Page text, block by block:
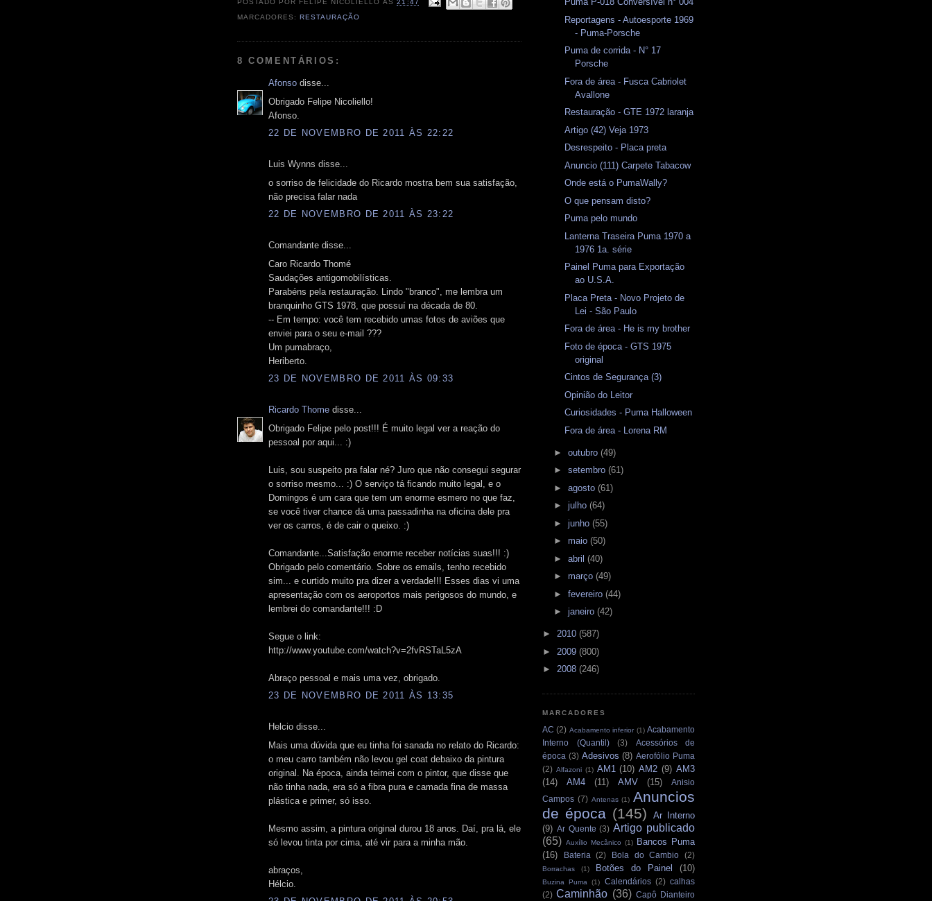
POSTADO POR FELIPE NICOLIELLO ÀS21:47
MARCADORES:RESTAURAÇÃO
8 COMENTÁRIOS:
Afonso disse...
Obrigado Felipe Nicoliello!
Afonso.
22 DE NOVEMBRO DE 2011 ÀS 22:22
Luis Wynns disse...
o sorriso de felicidade do Ricardo mostra bem sua satisfação,
não precisa falar nada
22 DE NOVEMBRO DE 2011 ÀS 23:22
Comandante disse...
Caro Ricardo Thomé
Saudações antigomobilísticas.
Parabéns pela restauração. Lindo "branco", me lembra um
branquinho GTS 1978, que possuí na década de 80.
-- Em tempo: você tem recebido umas fotos de aviões que
enviei para o seu e-mail ???
Um pumabraço,
Heriberto.
23 DE NOVEMBRO DE 2011 ÀS 09:33
Ricardo Thome disse...
Obrigado Felipe pelo post!!! É muito legal ver a reação do
pessoal por aqui... :)
Luis, sou suspeito pra falar né? Juro que não consegui segurar
o sorriso mesmo... :) O serviço tá ficando muito legal, e o
Domingos é um cara que tem um enorme esmero no que faz,
se você tiver chance dá uma passadinha na oficina dele pra
ver os carros, é de cair o queixo. :)
Comandante...Satisfação enorme receber notícias suas!!! :)
Obrigado pelo comentário. Sobre os emails, tenho recebido
sim... e curtido muito pra dizer a verdade!!! Esses dias vi uma
apresentação com os aeroportos mais perigosos do mundo, e
lembrei do comandante!!! :D
Segue o link:
http://www.youtube.com/watch?v=2fvRSTaL5zA
Abraço pessoal e mais uma vez, obrigado.
23 DE NOVEMBRO DE 2011 ÀS 13:35
Helcio disse...
Mais uma dúvida que eu tinha foi sanada no relato do Ricardo:
o meu carro também não levou gel coat debaixo da pintura
original. Na época, ainda teimei com o pintor, que disse que
não tinha nada, era só a fibra pura e camada fina de massa
plástica e primer, só isso.
Mesmo assim, a pintura original durou 18 anos. Daí, pra lá, ele
só levou tinta por cima, até vir para a minha mão.
abraços,
Hélcio.
Reportagens - Autoesporte 1969
- Puma-Porsche
Puma de corrida - N° 17
Porsche
Fora de área - Fusca Cabriolet
Avallone
Restauração - GTE 1972 laranja
Artigo (42) Veja 1973
Desrespeito - Placa preta
Anuncio (111) Carpete Tabacow
Onde está o PumaWally?
O que pensam disto?
Puma pelo mundo
Lanterna Traseira Puma 1970 a
1976 1a. série
Painel Puma para Exportação
ao U.S.A.
Placa Preta - Novo Projeto de
Lei - São Paulo
Fora de área - He is my brother
Foto de época - GTS 1975
original
Cintos de Segurança (3)
Opinião do Leitor
Curiosidades - Puma Halloween
Fora de área - Lorena RM
► outubro (49)
► setembro (61)
► agosto (61)
► julho (64)
► junho (55)
► maio (50)
► abril (40)
► março (49)
► fevereiro (44)
► janeiro (42)
► 2010 (587)
► 2009 (800)
► 2008 (246)
MARCADORES
AC (2) Acabamento inferior (1) Acabamento
Interno (Quantil)
(3)
Acessórios de
época (3) Adesivos (8) Aerofólio Puma
(2) Alfazoni (1) AM1 (10) AM2 (9) AM3
(14)
AM4 (11) AMV (15)
Anisio
Campos (7) Antenas (1) Anuncios
de época (145)
Ar Interno
(9) Ar Quente (3) Artigo publicado
(65) Auxílio Mecânico (1)
Bancos Puma
(16)
Bateria (2) Bola do Cambio (2)
Borrachas (1) Botões do Painel (10)
Buzina Puma (1) Calendários (2) calhas
(2) Caminhão (36) Capô Dianteiro